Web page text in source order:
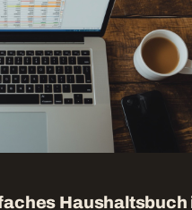
Haushaltsbuch